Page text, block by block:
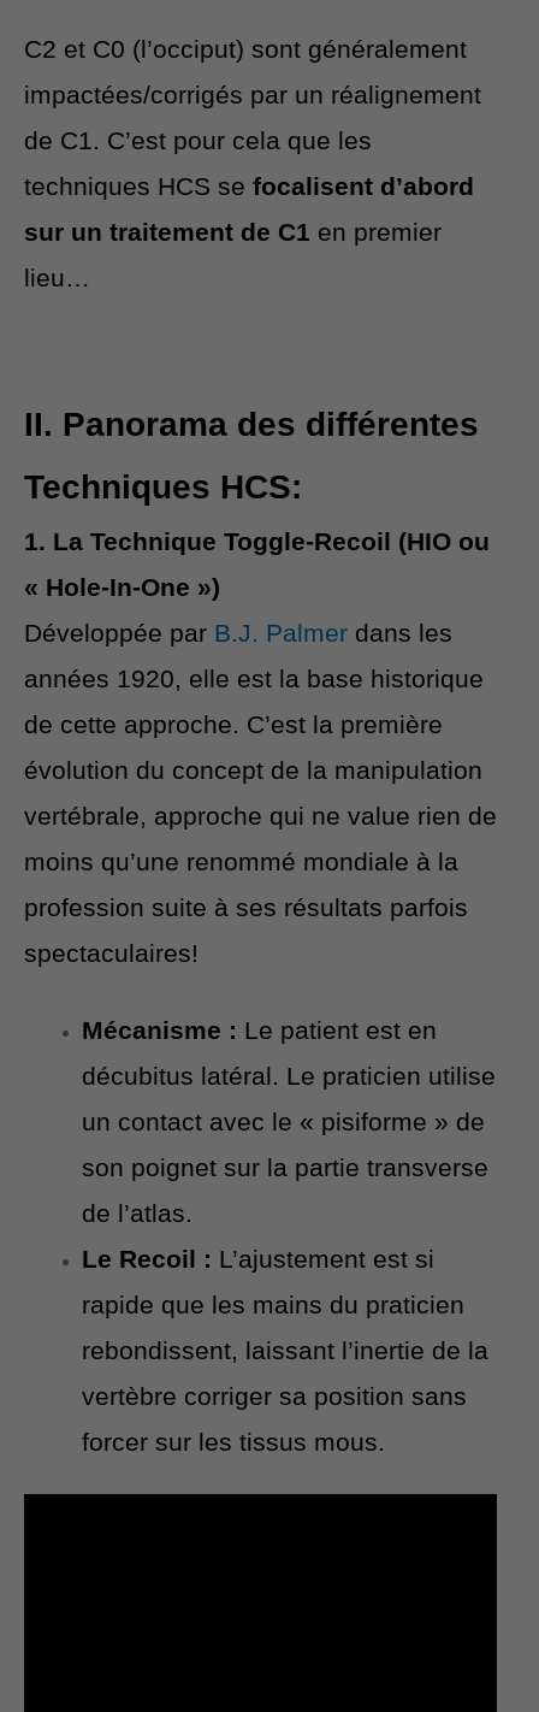
C2 et C0 (l’occiput) sont généralement
impactées/corrigés par un réalignement
de C1. C’est pour cela que les
techniques HCS se focalisent d’abord
sur un traitement de C1 en premier
lieu…
II. Panorama des différentes
Techniques HCS:
1. La Technique Toggle-Recoil (HIO ou
« Hole-In-One »)
Développée par B.J. Palmer dans les
années 1920, elle est la base historique
de cette approche. C’est la première
évolution du concept de la manipulation
vertébrale, approche qui ne value rien de
moins qu’une renommé mondiale à la
profession suite à ses résultats parfois
spectaculaires!
Mécanisme : Le patient est en
décubitus latéral. Le praticien utilise
un contact avec le « pisiforme » de
son poignet sur la partie transverse
de l’atlas.
Le Recoil : L’ajustement est si
rapide que les mains du praticien
rebondissent, laissant l’inertie de la
vertèbre corriger sa position sans
forcer sur les tissus mous.